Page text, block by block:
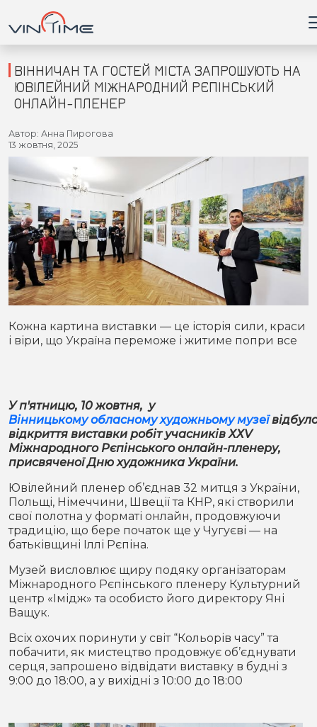
Головна
Війна
Новини
Кримінал
Здоров'я
Приватна думка
В кулуарах
Місто
Конфлікти
Партнери
Спорт
Спорт
Футбол
Контакти
Підписатись на нас у Telegram
ВІННИЧАН ТА ГОСТЕЙ МІСТА ЗАПРОШУЮТЬ НА
ЮВІЛЕЙНИЙ МІЖНАРОДНИЙ РЄПІНСЬКИЙ
ОНЛАЙН-ПЛЕНЕР
Автор: Анна Пирогова
13 жовтня, 2025
Кожна картина виставки — це історія сили, краси
і віри, що Україна переможе і житиме попри все
У п'ятницю, 10 жовтня, у
Вінницькому обласному художньому музеї
відкриття виставки робіт учасників ХХV
Міжнародного Рєпінського онлайн-пленеру,
присвяченої Дню художника України.
Ювілейний пленер об’єднав 32 митця з України,
Польщі, Німеччини, Швеції та КНР, які створили
свої полотна у форматі онлайн, продовжуючи
традицію, що бере початок ще у Чугуєві — на
батьківщині Іллі Рєпіна.
Музей висловлює щиру подяку організаторам
Міжнародного Рєпінського пленеру Культурний
центр «Імідж» та особисто його директору Яні
Ващук.
Всіх охочих поринути у світ “Кольорів часу” та
побачити, як мистецтво продовжує об’єднувати
серця, запрошено відвідати виставку в будні з
9:00 до 18:00, а у вихідні з 10:00 до 18:00